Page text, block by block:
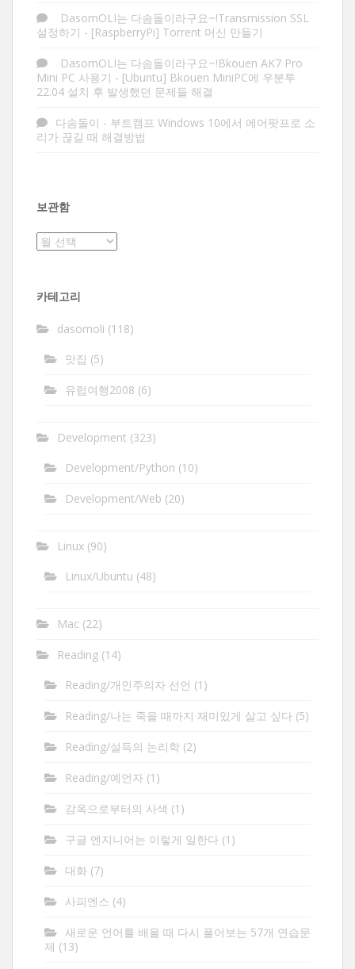
DasomOLI는 다솜돌이라구요~!Transmission SSL
설정하기 - [RaspberryPi] Torrent 머신 만들기
DasomOLI는 다솜돌이라구요~!Bkouen AK7 Pro
Mini PC 사용기 - [Ubuntu] Bkouen MiniPC에 우분투
22.04 설치 후 발생했던 문제들 해결
다솜돌이 - 부트캠프 Windows 10에서 에어팟프로 소
리가 끊길 때 해결방법
보관함
보
카테고리
dasomoli (118)
맛집 (5)
유럽여행2008 (6)
Development (323)
Development/Python (10)
Development/Web (20)
Linux (90)
Linux/Ubuntu (48)
Mac (22)
Reading (14)
Reading/개인주의자 선언 (1)
Reading/나는 죽을 때까지 재미있게 살고 싶다 (5)
Reading/설득의 논리학 (2)
Reading/예언자 (1)
감옥으로부터의 사색 (1)
구글 엔지니어는 이렇게 일한다 (1)
대화 (7)
사피엔스 (4)
새로운 언어를 배울 때 다시 풀어보는 57개 연습문
제 (13)